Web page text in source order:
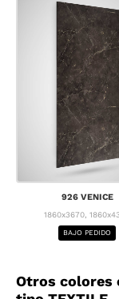
926 VENICE
1860x3670,
BAJO PEDIDO
Otros colores